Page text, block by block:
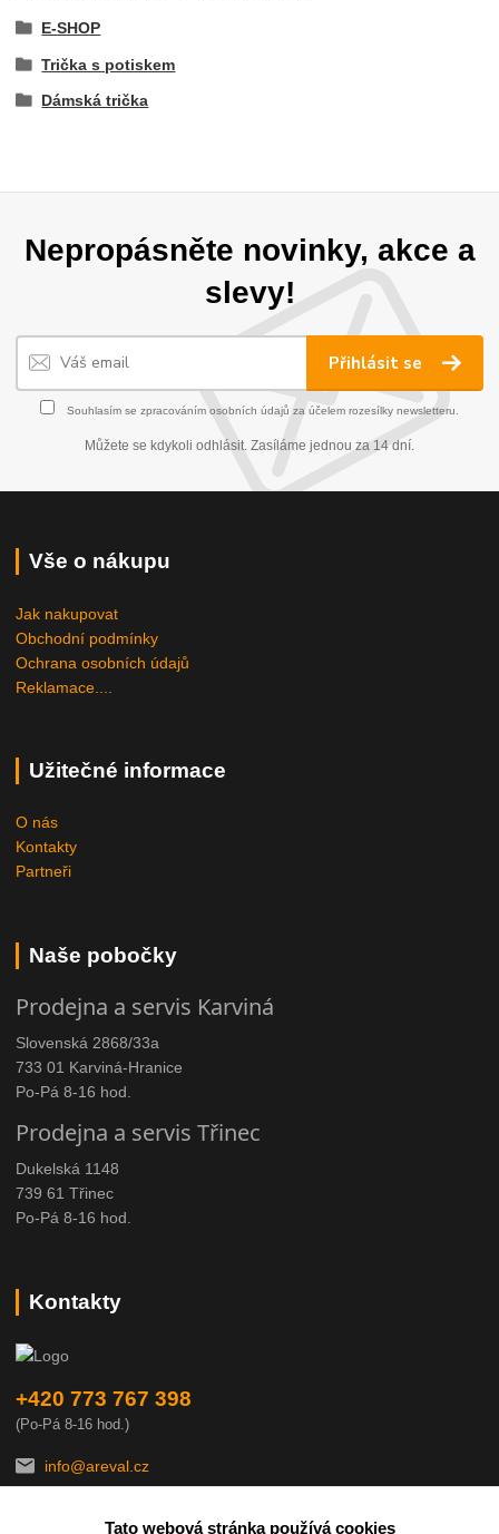
E-SHOP
Trička s potiskem
Dámská trička
Nepropásněte novinky, akce a
slevy!
Přihlásit se
Souhlasím se zpracováním osobních údajů za účelem rozesílky newsletteru.
Můžete se kdykoli odhlásit. Zasíláme jednou za 14 dní.
Vše o nákupu
Jak nakupovat
Obchodní podmínky
Ochrana osobních údajů
Reklamace....
Užitečné informace
O nás
Kontakty
Partneři
Naše pobočky
Prodejna a servis Karviná
Slovenská 2868/33a
733 01 Karviná-Hranice
Po-Pá 8-16 hod.
Prodejna a servis Třinec
Dukelská 1148
739 61 Třinec
Po-Pá 8-16 hod.
Kontakty
+420 773 767 398
(Po-Pá 8-16 hod.)
info@areval.cz
Tato webová stránka používá cookies